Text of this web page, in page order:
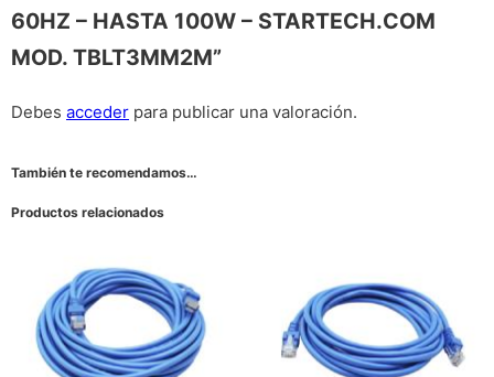
60HZ – HASTA 100W – STARTECH.COM
MOD. TBLT3MM2M”
Debes acceder para publicar una valoración.
También te recomendamos…
Productos relacionados